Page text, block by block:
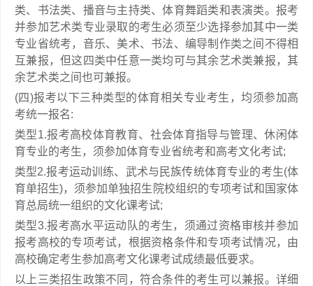
类、书法类、播音与主持类、体育舞蹈类和表演类。报考
并参加艺术类专业录取的考生必须至少选择参加其中一类
专业省统考，音乐、美术、书法、编导制作类之间不得相
互兼报，但这四类中任意一类均可与其余艺术类兼报，其
余艺术类之间也可兼报。
(四)报考以下三种类型的体育相关专业考生，均须参加高
考统一报名:
类型1.报考高校体育教育、社会体育指导与管理、休闲体
育专业的考生，须参加体育专业省统考和高考文化考试;
类型2.报考运动训练、武术与民族传统体育专业的考生(体
育单招生)，须参加单独招生院校组织的专项考试和国家体
育总局统一组织的文化课考试;
类型3.报考高水平运动队的考生，须通过资格审核并参加
报考高校的专项考试，根据资格条件和专项考试情况，由
高校确定考生参加高考文化课考试成绩最低要求。
以上三类招生政策不同，符合条件的考生可以兼报。详细